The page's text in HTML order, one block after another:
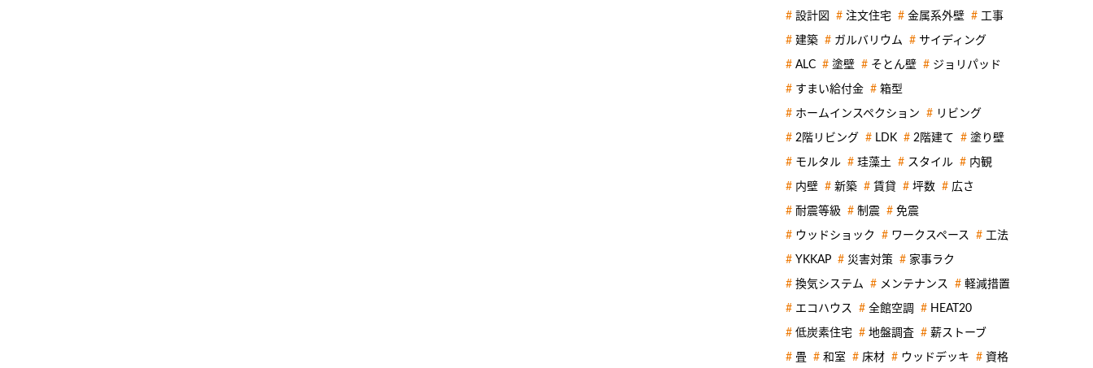
設計図 注文住宅 金属系外壁 工事
建築 ガルバリウム サイディング
ALC 塗壁 そとん壁 ジョリパッド
すまい給付金 箱型
ホームインスペクション リビング
2階リビング LDK 2階建て 塗り壁
モルタル 珪藻土 スタイル 内観
内壁 新築 賃貸 坪数 広さ
耐震等級 制震 免震
ウッドショック ワークスペース 工法
YKKAP 災害対策 家事ラク
換気システム メンテナンス 軽減措置
エコハウス 全館空調 HEAT20
低炭素住宅 地盤調査 薪ストーブ
畳 和室 床材 ウッドデッキ 資格